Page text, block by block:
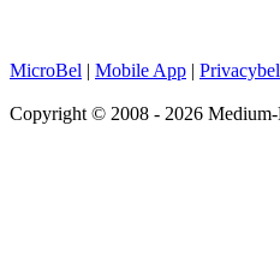
MicroBel | Mobile App |
Copyright © 2008 - 2026 Medium-